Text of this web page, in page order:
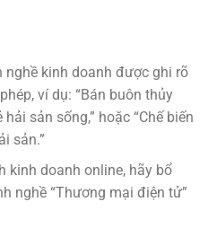
nghề kinh doanh được ghi rõ
ví dụ: “Bán buôn thủy
hải sản sống,” hoặc “Chế biến
sản.”
kinh doanh online, hãy bổ
nghề “Thương mại điện tử”